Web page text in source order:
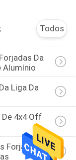
Todos
Da
Alumínio
Liga Da
4x4 Off
Forjaram